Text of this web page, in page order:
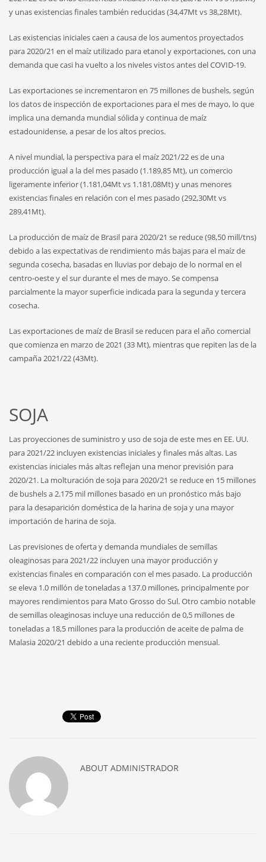
y unas existencias finales también reducidas (34,47Mt vs 38,28Mt).
Las existencias iniciales caen a causa de los aumentos proyectados
para 2020/21 en el maíz utilizado para etanol y exportaciones, con una
demanda que casi ha vuelto a los niveles vistos antes del COVID-19.
Las exportaciones se incrementaron en 75 millones de bushels, según
los datos de inspección de exportaciones para el mes de mayo, lo que
implica una demanda mundial sólida y continua de maíz
estadounidense, a pesar de los altos precios.
A nivel mundial, la perspectiva para el maíz 2021/22 es de una
producción igual a la del mes pasado (1.189,85 Mt), un comercio
ligeramente inferior (1.181,04Mt vs 1.181,08Mt) y unas menores
existencias finales en relación con el mes pasado (292,30Mt vs
289,41Mt).
La producción de maíz de Brasil para 2020/21 se reduce (98,50 mill/tns)
debido a las expectativas de rendimiento más bajas para el maíz de
segunda cosecha, basadas en lluvias por debajo de lo normal en el
centro-oeste y el sur durante el mes de mayo. Se compensa
parcialmente la mayor superficie indicada para la segunda y tercera
cosecha.
Las exportaciones de maíz de Brasil se reducen para el año comercial
que comienza en marzo de 2021 (33 Mt), mientras que repiten las de la
campaña 2021/22 (43Mt).
SOJA
Las proyecciones de suministro y uso de soja de este mes en EE. UU.
para 2021/22 incluyen existencias iniciales y finales más altas. Las
existencias iniciales más altas reflejan una menor previsión para
2020/21. La molturación de soja para 2020/21 se reduce en 15 millones
de bushels a 2.175 mil millones basado en un pronóstico más bajo
para la desaparición doméstica de la harina de soja y una mayor
importación de harina de soja.
Las previsiones de oferta y demanda mundiales de semillas
oleaginosas para 2021/22 incluyen una mayor producción y
existencias finales en comparación con el mes pasado. La producción
se eleva 1.0 millón de toneladas a 137.0 millones, principalmente por
mayores rendimientos para Mato Grosso do Sul. Otro cambio notable
de semillas oleaginosas incluye una reducción de 0,5 millones de
toneladas a 18,5 millones para la producción de aceite de palma de
Malasia 2020/21 debido a una reciente producción mensual.
ABOUT ADMINISTRADOR